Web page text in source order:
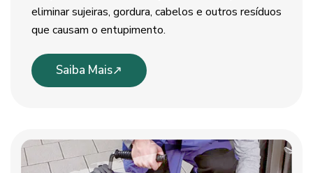
eliminar sujeiras, gordura, cabelos e outros resíduos
que causam o entupimento.
Saiba Mais